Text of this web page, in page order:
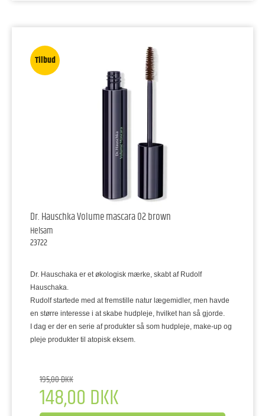
Tilbud
Dr. Hauschka Volume mascara 02 brown
Helsam
23722
Dr. Hauschaka er et økologisk mærke, skabt af Rudolf
Hauschaka.
Rudolf startede med at fremstille natur lægemidler, men havde
en større interesse i at skabe hudpleje, hvilket han så gjorde.
I dag er der en serie af produkter så som hudpleje, make-up og
pleje produkter til atopisk eksem.
195,00 DKK
148,00 DKK